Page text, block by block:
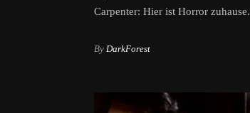
Carpenter: Hier ist Horror zuhause.
By DarkForest